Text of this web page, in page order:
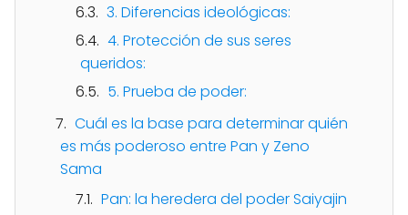
3. Diferencias ideológicas:
4. Protección de sus seres
queridos:
5. Prueba de poder:
Cuál es la base para determinar quién
es más poderoso entre Pan y Zeno
Sama
Pan: la heredera del poder Saiyajin